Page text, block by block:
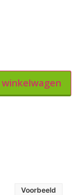
Voorbeeld